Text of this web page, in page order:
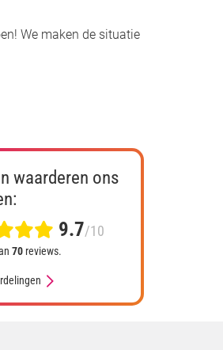
We maken de situatie
waarderen ons
9.7/10
70reviews.